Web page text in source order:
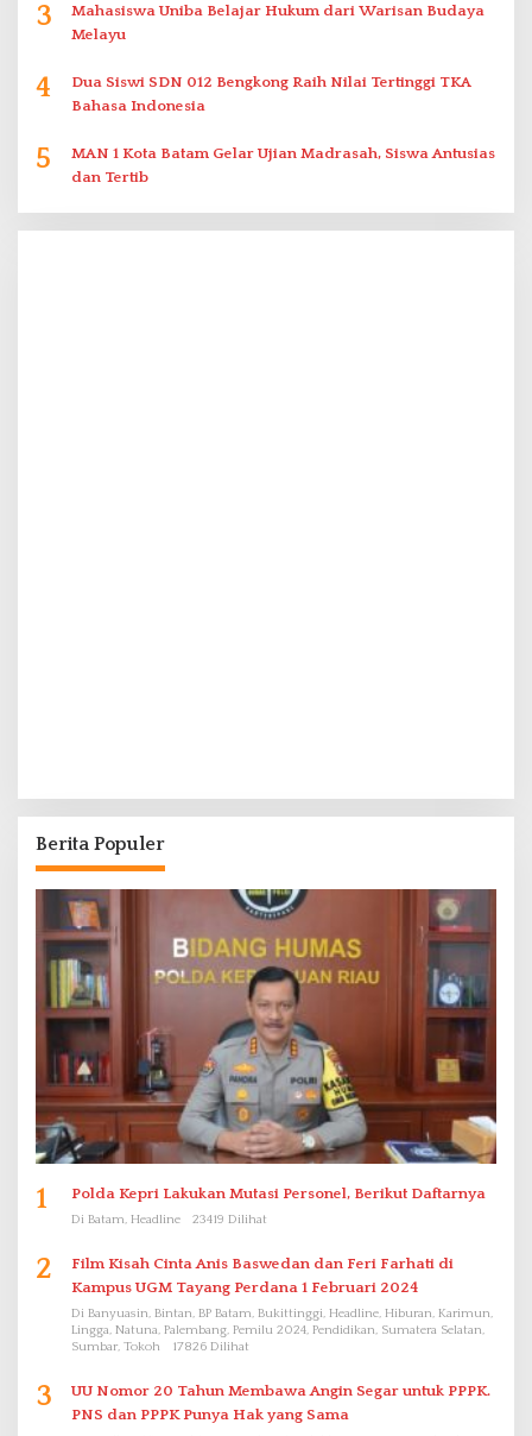
3
Mahasiswa Uniba Belajar Hukum dari Warisan Budaya
Melayu
4
Dua Siswi SDN 012 Bengkong Raih Nilai Tertinggi TKA
Bahasa Indonesia
5
MAN 1 Kota Batam Gelar Ujian Madrasah, Siswa Antusias
dan Tertib
Berita Populer
1 Polda Kepri Lakukan Mutasi Personel, Berikut Daftarnya
Di Batam, Headline 23419 Dilihat
2
Film Kisah Cinta Anis Baswedan dan Feri Farhati di
Kampus UGM Tayang Perdana 1 Februari 2024
Di Banyuasin, Bintan, BP Batam, Bukittinggi, Headline, Hiburan, Karimun,
Lingga, Natuna, Palembang, Pemilu 2024, Pendidikan, Sumatera Selatan,
Sumbar, Tokoh
17826 Dilihat
3
UU Nomor 20 Tahun Membawa Angin Segar untuk PPPK.
PNS dan PPPK Punya Hak yang Sama